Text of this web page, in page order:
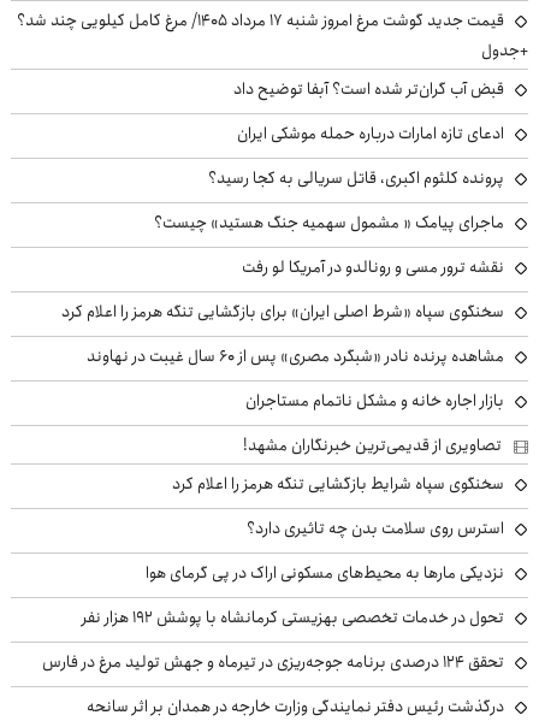
قیمت جدید گوشت مرغ امروز شنبه ۱۷ مرداد ۱۴۰۵/ مرغ کامل کیلویی چند شد؟
+جدول
قبض آب گران‌تر شده است؟ آبفا توضیح داد
ادعای تازه امارات درباره حمله موشکی ایران
پرونده کلثوم اکبری، قاتل سریالی به کجا رسید؟
ماجرای پیامک « مشمول سهمیه جنگ هستید» چیست؟
نقشه ترور مسی و رونالدو در آمریکا لو رفت
سخنگوی سپاه «شرط اصلی ایران» برای بازگشایی تنگه هرمز را اعلام کرد
مشاهده پرنده نادر «شبگرد مصری» پس از ۶۰ سال غیبت در نهاوند
بازار اجاره خانه و مشکل ناتمام مستاجران
تصاویری از قدیمی‌ترین خبرنگاران مشهد!
سخنگوی سپاه شرایط بازگشایی تنگه هرمز را اعلام کرد
استرس روی سلامت بدن چه تاثیری دارد؟
نزدیکی مارها به محیط‌های مسکونی اراک در پی گرمای هوا
تحول در خدمات تخصصی بهزیستی کرمانشاه با پوشش ۱۹۲ هزار نفر
تحقق ۱۲۴ درصدی برنامه جوجه‌ریزی در تیرماه و جهش تولید مرغ در فارس
درگذشت رئیس دفتر نمایندگی وزارت خارجه در همدان بر اثر سانحه